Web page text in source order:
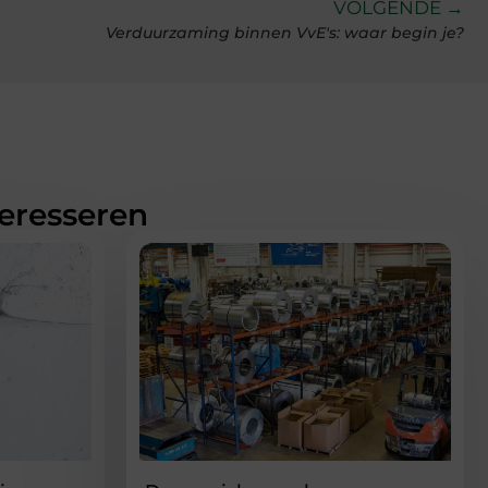
VOLGENDE →
Verduurzaming binnen VvE's: waar begin je?